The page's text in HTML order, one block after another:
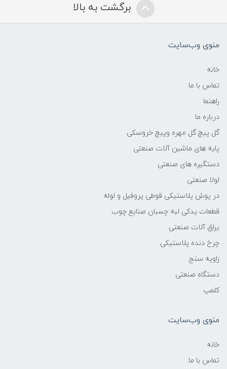
برگشت به بالا
منوی وب‌سایت
خانه
تماس با ما
راهنما
درباره ما
گل پیچ گل مهره وپیچ خروسکی
پایه های ماشین آلات صنعتی
دستگیره های صنعتی
لولا صنعتی
در پوش پلاستیکی قوطی پروفیل و لوله
قطعات یدکی لبه چسبان صنایع چوب
یراق آلات صنعتی
چرخ دنده پلاستیکی
زاویه سنج
دستگاه صنعتی
کلمپ
منوی وب‌سایت
خانه
تماس با ما